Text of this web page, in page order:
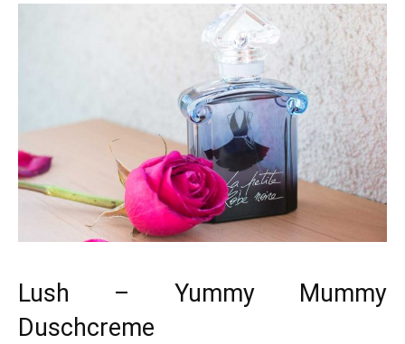
Lush – Yummy Mummy
Duschcreme